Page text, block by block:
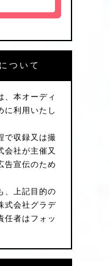
ついて
、本オーディ
に利用いたし
で収録又は撮
会社が主催又
告宣伝のため
、上記目的の
式会社グラデ
任者はフォッ